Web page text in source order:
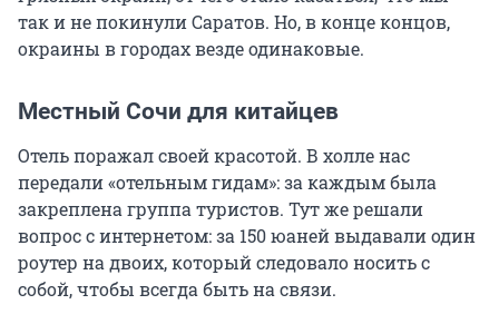
так и не покинули Саратов. Но, в конце концов,
окраины в городах везде одинаковые.
Местный Сочи для китайцев
Отель поражал своей красотой. В холле нас
передали «отельным гидам»: за каждым была
закреплена группа туристов. Тут же решали
вопрос с интернетом: за 150 юанейвыдавали один
роутер на двоих, который следовало носить с
собой, чтобы всегда быть на связи.